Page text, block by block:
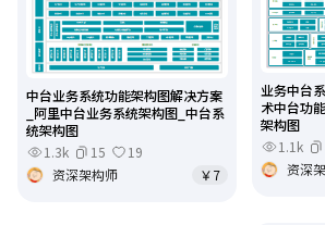
中台业务系统功能架构图解决方案
_阿里中台业务系统架构图_中台系
统架构图
1.3k
15
19
资深架构师
￥7
业务中台
术中台功
架构图
1.1k
资深